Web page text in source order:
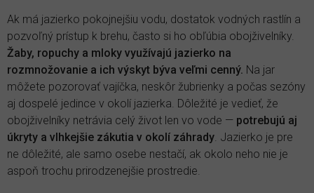
Ak má jazierko pokojnejšiu vodu, dostatok vodných rastlín a
pozvoľný prístup k brehu, často si ho obľúbia obojživelníky.
Žaby, ropuchy a mloky využívajú jazierko na
rozmnožovanie a ich výskyt býva veľmi cenný. Na jar
môžete pozorovať vajíčka, neskôr žubrienky a počas sezóny
aj dospelé jedince v okolí jazierka. Dôležité je vedieť, že
obojživelníky netrávia celý život len vo vode — potrebujú aj
úkryty a vlhkejšie zákutia v okolí záhrady. Jazierko je pre
ne dôležité, ale samo osebe nestačí, ak okolo neho nie je
aspoň trochu prirodzenejšie prostredie.